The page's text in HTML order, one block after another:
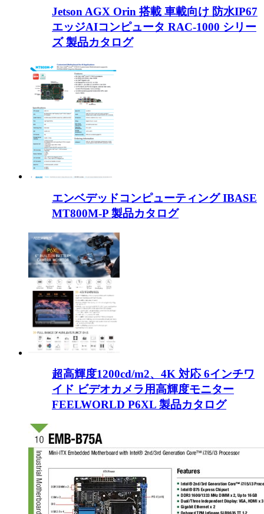
Jetson AGX Orin 搭載 車載向け 防水IP67
エッジAIコンピュータ RAC-1000 シリー
ズ 製品カタログ
エンベデッドコンピューティング IBASE
MT800M-P 製品カタログ
超高輝度1200cd/m2、4K 対応 6インチワ
イド ビデオカメラ用高輝度モニター
FEELWORLD P6XL 製品カタログ